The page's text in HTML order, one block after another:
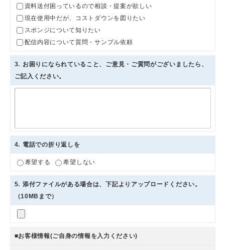
資料送付困っているので相談・提案が欲しい
現在使用中だが、コストダウンを図りたい
スポンジについて知りたい
配信内容について質問・サンプル依頼
3. お困りになられていること、ご意見・ご質問がございましたら、
ご記入ください。
4. 電話での折り返しを
希望する 希望しない
5. 添付ファイルがある場合は、下記よりアップロードください。
（10MBまで）
■お客様情報(ご自身の情報を入力ください)